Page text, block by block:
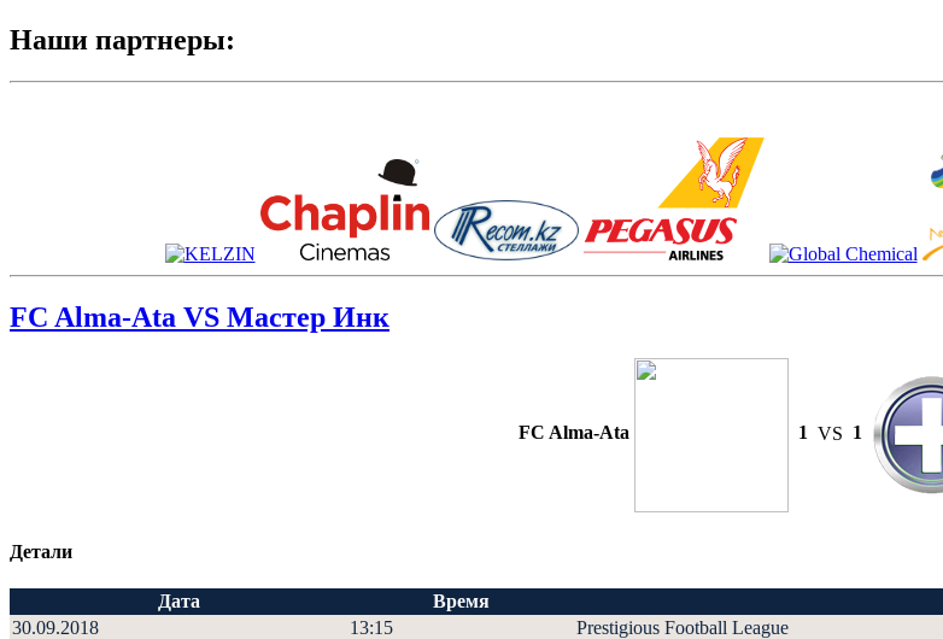
Наши партнеры:
FC Alma-Ata VS Мастер Инк
FC Alma-Ata 1 VS 1
Детали
Дата Время
30.09.2018
13:15 Prestigious Football League